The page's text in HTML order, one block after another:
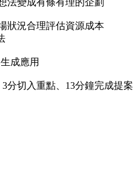
狀況合理評估資源成本
成應用
分切入重點、13分鐘完成提案